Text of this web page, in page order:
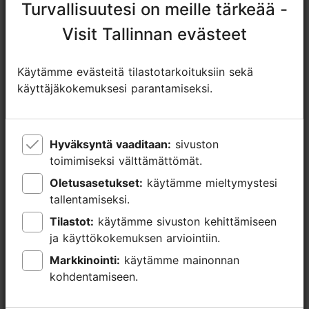
Luiska (6-10 %)
TripAdvisorissa® annetut arviot
tripadvisor rating null of 5 perustuu0 arvioon
Turvallisuutesi on meille tärkeää -
Visit Tallinnan evästeet
Käytämme evästeitä tilastotarkoituksiin sekä
käyttäjäkokemuksesi parantamiseksi.
Hyväksyntä vaaditaan:
toimimiseksi välttämättömät.
Oletusasetukset:
tallentamiseksi.
Tilastot:
ja käyttökokemuksen arviointiin.
Markkinointi:
kohdentamiseen.
Turvallisuutesi on meille tärkeää -
Visit Tallinnan evästeet
Käytämme evästeitä tilastotarkoituksiin sekä
käyttäjäkokemuksesi parantamiseksi.
Hyväksyntä vaaditaan:
toimimiseksi välttämättömät.
Oletusasetukset:
tallentamiseksi.
Tilastot:
ja käyttökokemuksen arviointiin.
Markkinointi:
kohdentamiseen.